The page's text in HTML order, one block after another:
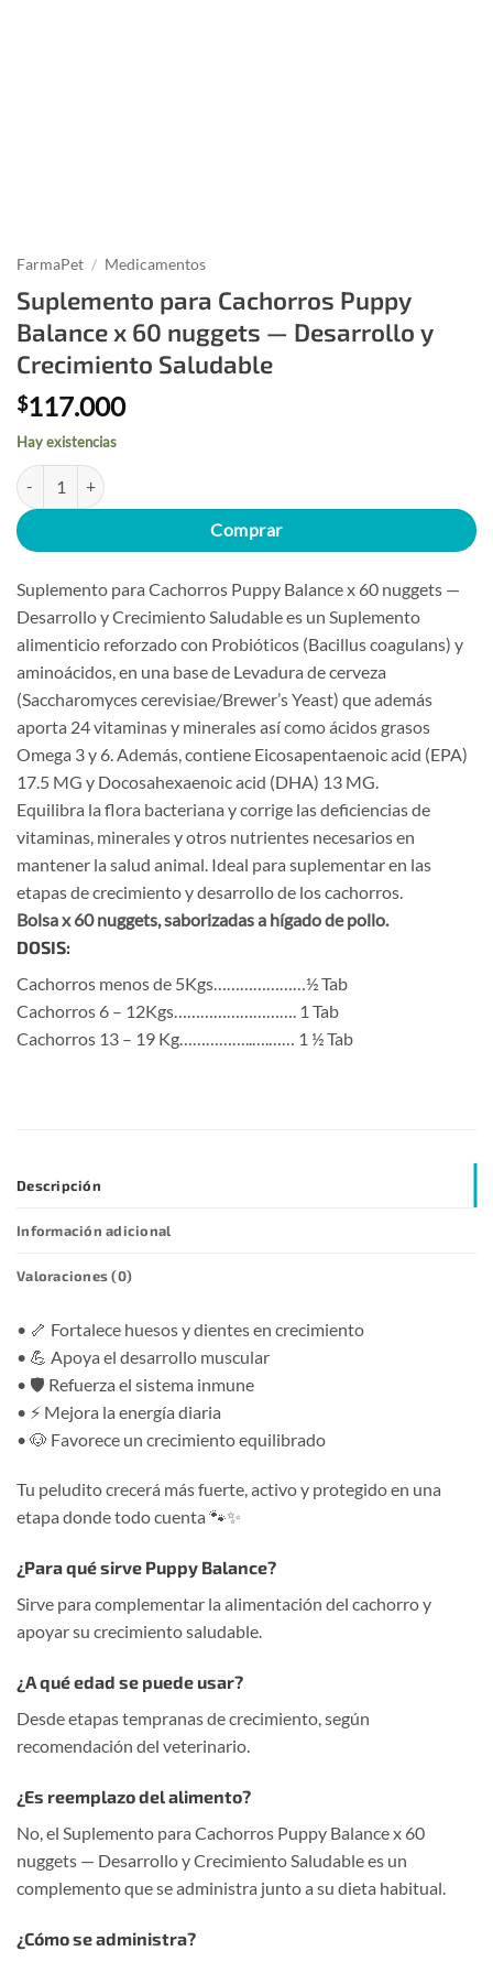
FarmaPet / Medicamentos
Suplemento para Cachorros Puppy
Balance x 60 nuggets — Desarrollo y
Crecimiento Saludable
$117.000
Hay existencias
Suplemento para Cachorros Puppy Balance x 60 nuggets —
Comprar
Suplemento para Cachorros Puppy Balance x 60 nuggets —
Desarrollo y Crecimiento Saludable es un Suplemento
alimenticio reforzado con Probióticos (Bacillus coagulans) y
aminoácidos, en una base de Levadura de cerveza
(Saccharomyces cerevisiae/Brewer’s Yeast) que además
aporta 24 vitaminas y minerales así como ácidos grasos
Omega 3 y 6. Además, contiene Eicosapentaenoic acid (EPA)
17.5 MG y Docosahexaenoic acid (DHA) 13 MG.
Equilibra la flora bacteriana y corrige las deficiencias de
vitaminas, minerales y otros nutrientes necesarios en
mantener la salud animal. Ideal para suplementar en las
etapas de crecimiento y desarrollo de los cachorros.
Bolsa x 60 nuggets, saborizadas a hígado de pollo.
DOSIS:
Cachorros menos de 5Kgs…………………½ Tab
Cachorros 6 – 12Kgs………………………. 1 Tab
Cachorros 13 – 19 Kg……………..….…… 1 ½ Tab
Descripción
Información adicional
Valoraciones (0)
• 🦴 Fortalece huesos y dientes en crecimiento
• 💪 Apoya el desarrollo muscular
• 🛡️ Refuerza el sistema inmune
• ⚡ Mejora la energía diaria
• 🐶 Favorece un crecimiento equilibrado
Tu peludito crecerá más fuerte, activo y protegido en una
etapa donde todo cuenta 🐾✨
¿Para qué sirve Puppy Balance?
Sirve para complementar la alimentación del cachorro y
apoyar su crecimiento saludable.
¿A qué edad se puede usar?
Desde etapas tempranas de crecimiento, según
recomendación del veterinario.
¿Es reemplazo del alimento?
No, el Suplemento para Cachorros Puppy Balance x 60
nuggets — Desarrollo y Crecimiento Saludable es un
complemento que se administra junto a su dieta habitual.
¿Cómo se administra?